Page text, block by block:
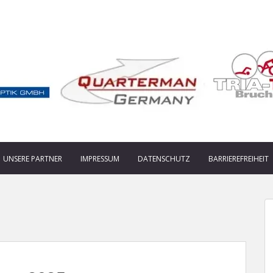
UNSERE PARTNER IMPRESSUM DATENSCHUTZ BARRIEREFREIHEIT